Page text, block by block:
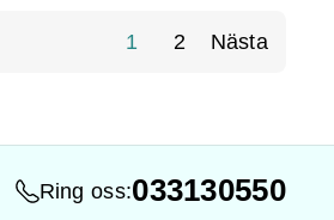
1 2 Nästa
Ring oss:033130550